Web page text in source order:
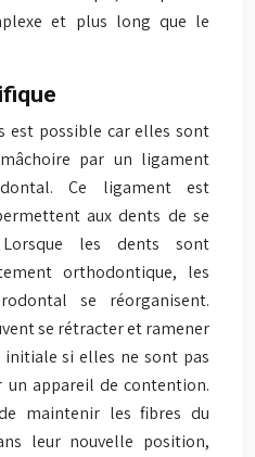
et plus long que le
est possible car elles sont
par un ligament
Ce ligament est
aux dents de se
les dents sont
orthodontique, les
se réorganisent.
se rétracter et ramener
si elles ne sont pas
un appareil de contention.
maintenir les fibres du
leur nouvelle position,